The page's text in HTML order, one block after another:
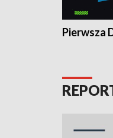
Pierwsza